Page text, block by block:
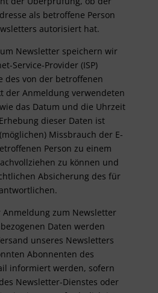
als betroffene Person
autorisiert hat.
Newsletter speichern wir
Service-Provider (ISP)
des von der betroffenen
der Anmeldung verwendeten
das Datum und die Uhrzeit
dieser Daten ist
Missbrauch der E-
Person zu einem
zu können und
Absicherung des für
Anmeldung zum Newsletter
Daten werden
unseres Newsletters
Abonnenten des
informiert werden, sofern
Newsletter-Dienstes oder